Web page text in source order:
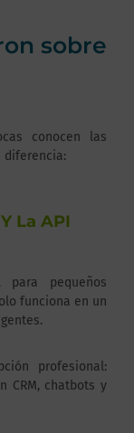
sobre
conocen las
diferencia:
La API
pequeños
funciona en un
profesional:
CRM, chatbots y